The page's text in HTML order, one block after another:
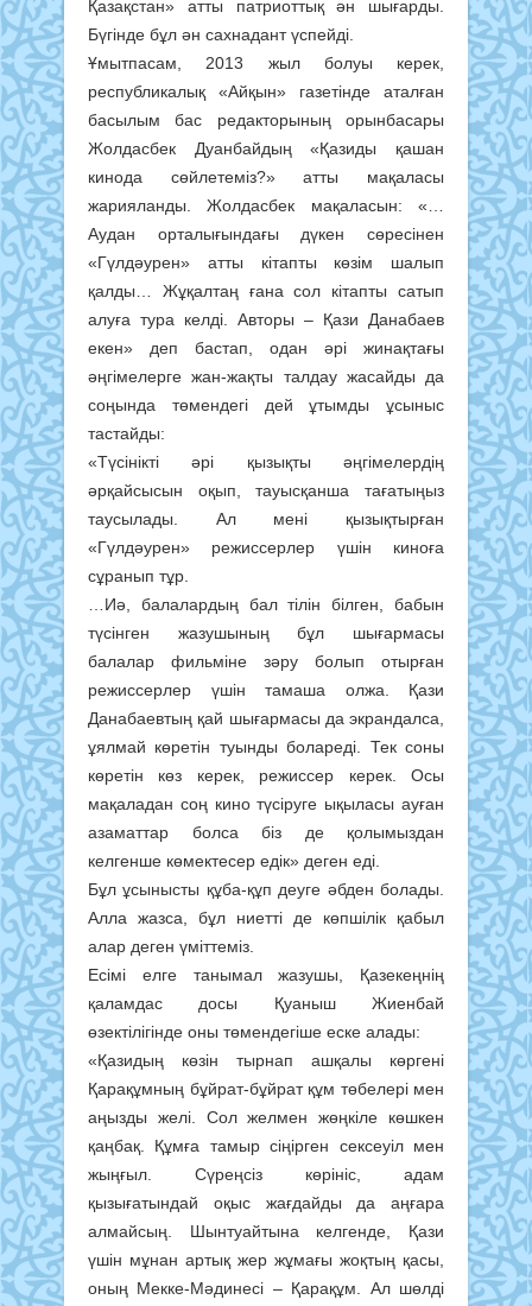
Қазақстан» атты патриоттық ән шығарды.
Бүгінде бұл ән сахнадант үспейді.
Ұмытпасам, 2013 жыл болуы керек,
республикалық «Айқын» газетінде аталған
басылым бас редакторының орынбасары
Жолдасбек Дуанбайдың «Қазиды қашан
кинода сөйлетеміз?» атты мақаласы
жарияланды. Жолдасбек мақаласын: «…
Аудан орталығындағы дүкен сөресінен
«Гүлдәурен» атты кітапты көзім шалып
қалды… Жұқалтаң ғана сол кітапты сатып
алуға тура келді. Авторы – Қази Данабаев
екен» деп бастап, одан әрі жинақтағы
әңгімелерге жан-жақты талдау жасайды да
соңында төмендегі дей ұтымды ұсыныс
тастайды:
«Түсінікті әрі қызықты әңгімелердің
әрқайсысын оқып, тауысқанша тағатыңыз
таусылады. Ал мені қызықтырған
«Гүлдәурен» режиссерлер үшін киноға
сұранып тұр.
…Иә, балалардың бал тілін білген, бабын
түсінген жазушының бұл шығармасы
балалар фильміне зәру болып отырған
режиссерлер үшін тамаша олжа. Қази
Данабаевтың қай шығармасы да экрандалса,
ұялмай көретін туынды болареді. Тек соны
көретін көз керек, режиссер керек. Осы
мақаладан соң кино түсіруге ықыласы ауған
азаматтар болса біз де қолымыздан
келгенше көмектесер едік» деген еді.
Бұл ұсынысты құба-құп деуге әбден болады.
Алла жазса, бұл ниетті де көпшілік қабыл
алар деген үміттеміз.
Есімі елге танымал жазушы, Қазекеңнің
қаламдас досы Қуаныш Жиенбай
өзектілігінде оны төмендегіше еске алады:
«Қазидың көзін тырнап ашқалы көргені
Қарақұмның бұйрат-бұйрат құм төбелері мен
аңызды желі. Сол желмен жөңкіле көшкен
қаңбақ. Құмға тамыр сіңірген сексеуіл мен
жыңғыл. Сүреңсіз көрініс, адам
қызығатындай оқыс жағдайды да аңғара
алмайсың. Шынтуайтына келгенде, Қази
үшін мұнан артық жер жұмағы жоқтың қасы,
оның Мекке-Мәдинесі – Қарақұм. Ал шөлді